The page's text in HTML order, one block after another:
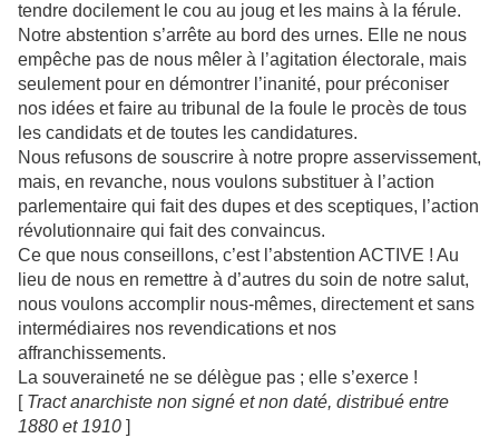
tendre docilement le cou au joug et les mains à la férule.
Notre abstention s’arrête au bord des urnes. Elle ne nous
empêche pas de nous mêler à l’agitation électorale, mais
seulement pour en démontrer l’inanité, pour préconiser
nos idées et faire au tribunal de la foule le procès de tous
les candidats et de toutes les candidatures.
Nous refusons de souscrire à notre propre asservissement,
mais, en revanche, nous voulons substituer à l’action
parlementaire qui fait des dupes et des sceptiques, l’action
révolutionnaire qui fait des convaincus.
Ce que nous conseillons, c’est l’abstention ACTIVE ! Au
lieu de nous en remettre à d’autres du soin de notre salut,
nous voulons accomplir nous-mêmes, directement et sans
intermédiaires nos revendications et nos
affranchissements.
La souveraineté ne se délègue pas ; elle s’exerce !
[Tract anarchiste non signé et non daté, distribué entre
1880 et 1910 ]